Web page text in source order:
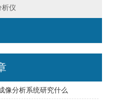
析仪
像分析系统研究什么